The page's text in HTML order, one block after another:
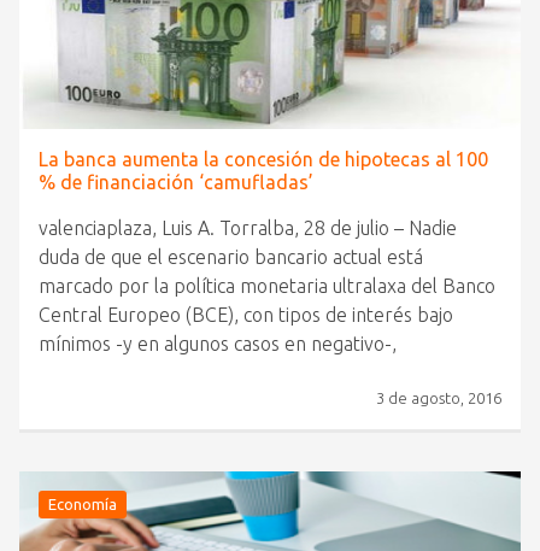
La banca aumenta la concesión de hipotecas al 100
% de financiación ‘camufladas’
valenciaplaza, Luis A. Torralba, 28 de julio – Nadie
duda de que el escenario bancario actual está
marcado por la política monetaria ultralaxa del Banco
Central Europeo (BCE), con tipos de interés bajo
mínimos -y en algunos casos en negativo-,
3 de agosto, 2016
Economía